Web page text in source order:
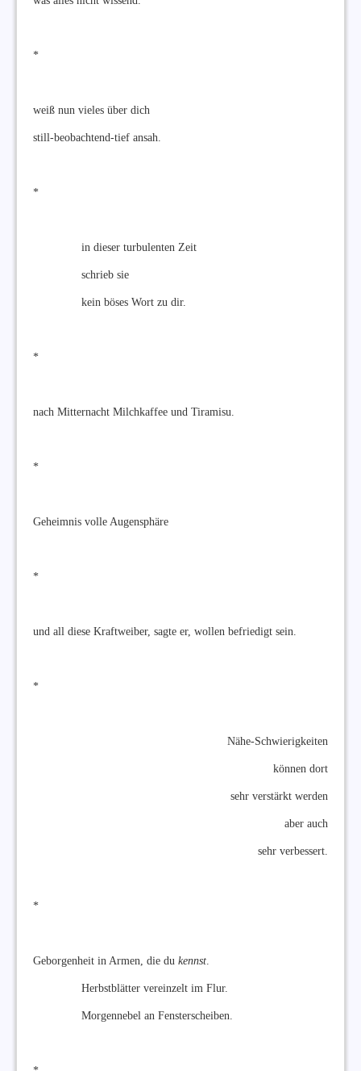
*
weiß nun vieles über dich
still-beobachtend-tief ansah.
*
in dieser turbulenten Zeit
schrieb sie
kein böses Wort zu dir.
*
nach Mitternacht Milchkaffee und Tiramisu.
*
Geheimnis volle Augensphäre
*
und all diese Kraftweiber, sagte er, wollen befriedigt sein.
*
Nähe-Schwierigkeiten
können dort
sehr verstärkt werden
aber auch
sehr verbessert.
*
Geborgenheit in Armen, die du kennst
Herbstblätter vereinzelt im Flur.
Morgennebel an Fensterscheiben.